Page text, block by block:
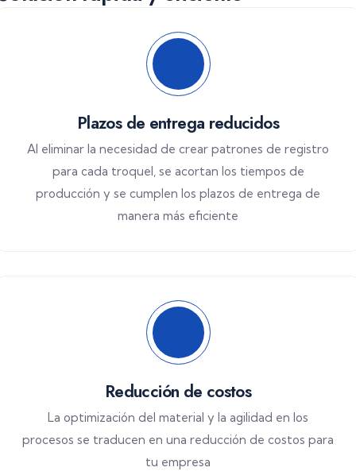
Plazos de entrega reducidos
Al eliminar la necesidad de crear patrones de registro
para cada troquel, se acortan los tiempos de
producción y se cumplen los plazos de entrega de
manera más eficiente
Reducción de costos
La optimización del material y la agilidad en los
procesos se traducen en una reducción de costos para
tu empresa